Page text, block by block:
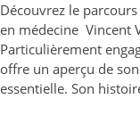
Découvrez le
en médecine Vincent
Particulièrement
offre un aperçu de
essentielle. Son